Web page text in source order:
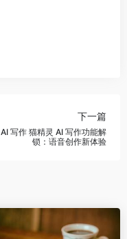
下一篇
AI 写作 猫精灵 AI 写作功能解
锁：语音创作新体验